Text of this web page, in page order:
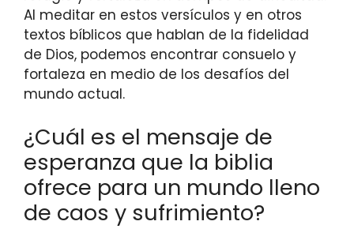
Al meditar en estos versículos y en otros
textos bíblicos que hablan de la fidelidad
de Dios, podemos encontrar consuelo y
fortaleza en medio de los desafíos del
mundo actual.
¿Cuál es el mensaje de
esperanza que la biblia
ofrece para un mundo lleno
de caos y sufrimiento?